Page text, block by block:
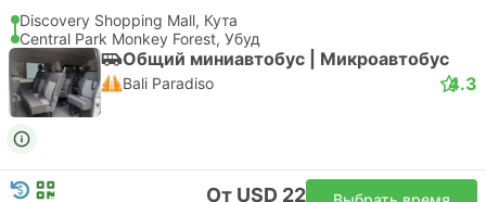
Discovery Shopping Mall, Кута
Central Park Monkey Forest, Убуд
Общий миниавтобус | Микроавтобус
Bali Paradiso 4.3
От USD 22